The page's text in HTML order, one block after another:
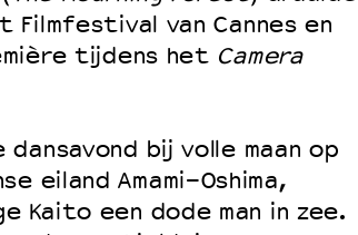
van Cannes en
tijdens het Camera
bij volle maan op
eiland Amami-Oshima,
Kaito een dode man in zee.